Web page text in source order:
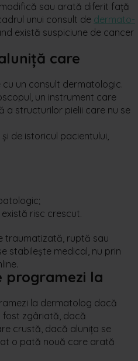
sau arată diferit față
unui consult de dermato-
există suspiciune de cancer
care
cu un consult dermatologic.
un instrument care
a structurilor pielii care nu se
de istoricul pacientului,
risc crescut.
traumatizată, ruptă sau
stabilește medical, nu prin
programezi la
la dermatolog dacă
fost zgâriată, dacă
crustă, dacă alunița se
o pată nouă care arată